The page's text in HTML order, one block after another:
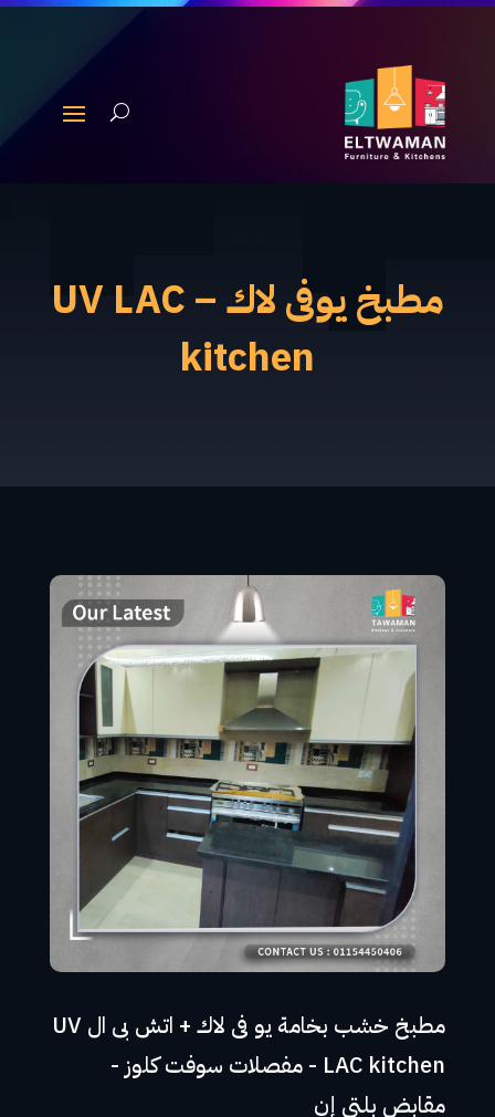
مطبخ يوفى لاك – UV LAC
kitchen
مطبخ خشب بخامة يو فى لاك + اتش بى ال UV
LAC kitchen - مفصلات سوفت كلوز -
مقابض بلتى إن